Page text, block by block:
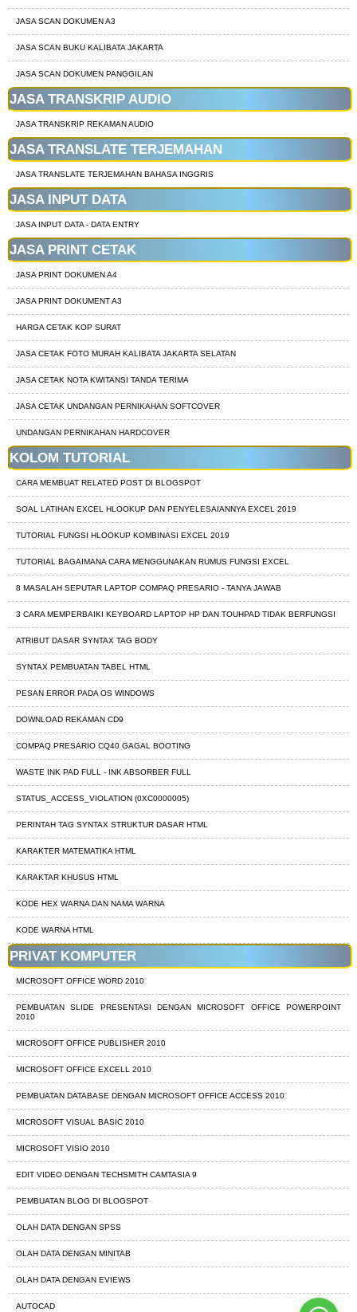
JASA SCAN DOKUMEN A3
JASA SCAN BUKU KALIBATA JAKARTA
JASA SCAN DOKUMEN PANGGILAN
JASA TRANSKRIP AUDIO
JASA TRANSKRIP REKAMAN AUDIO
JASA TRANSLATE TERJEMAHAN
JASA TRANSLATE TERJEMAHAN BAHASA INGGRIS
JASA INPUT DATA
JASA INPUT DATA - DATA ENTRY
JASA PRINT CETAK
JASA PRINT DOKUMEN A4
JASA PRINT DOKUMENT A3
HARGA CETAK KOP SURAT
JASA CETAK FOTO MURAH KALIBATA JAKARTA SELATAN
JASA CETAK NOTA KWITANSI TANDA TERIMA
JASA CETAK UNDANGAN PERNIKAHAN SOFTCOVER
UNDANGAN PERNIKAHAN HARDCOVER
KOLOM TUTORIAL
CARA MEMBUAT RELATED POST DI BLOGSPOT
SOAL LATIHAN EXCEL HLOOKUP DAN PENYELESAIANNYA EXCEL 2019
TUTORIAL FUNGSI HLOOKUP KOMBINASI EXCEL 2019
TUTORIAL BAGAIMANA CARA MENGGUNAKAN RUMUS FUNGSI EXCEL
8 MASALAH SEPUTAR LAPTOP COMPAQ PRESARIO - TANYA JAWAB
3 CARA MEMPERBAIKI KEYBOARD LAPTOP HP DAN TOUHPAD TIDAK BERFUNGSI
ATRIBUT DASAR SYNTAX TAG BODY
SYNTAX PEMBUATAN TABEL HTML
PESAN ERROR PADA OS WINDOWS
DOWNLOAD REKAMAN CD9
COMPAQ PRESARIO CQ40 GAGAL BOOTING
WASTE INK PAD FULL - INK ABSORBER FULL
STATUS_ACCESS_VIOLATION (0XC0000005)
PERINTAH TAG SYNTAX STRUKTUR DASAR HTML
KARAKTER MATEMATIKA HTML
KARAKTAR KHUSUS HTML
KODE HEX WARNA DAN NAMA WARNA
KODE WARNA HTML
PRIVAT KOMPUTER
MICROSOFT OFFICE WORD 2010
PEMBUATAN SLIDE PRESENTASI DENGAN MICROSOFT OFFICE POWERPOINT
2010
MICROSOFT OFFICE PUBLISHER 2010
MICROSOFT OFFICE EXCELL 2010
PEMBUATAN DATABASE DENGAN MICROSOFT OFFICE ACCESS 2010
MICROSOFT VISUAL BASIC 2010
MICROSOFT VISIO 2010
EDIT VIDEO DENGAN TECHSMITH CAMTASIA 9
PEMBUATAN BLOG DI BLOGSPOT
OLAH DATA DENGAN SPSS
OLAH DATA DENGAN MINITAB
OLAH DATA DENGAN EVIEWS
AUTOCAD